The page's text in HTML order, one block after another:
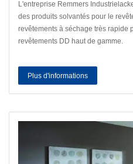
L'entreprise Remmers
des produits solvantés pour le
revêtements à séchage très rapide
revêtements DD haut de gamme.
Plus d'informations